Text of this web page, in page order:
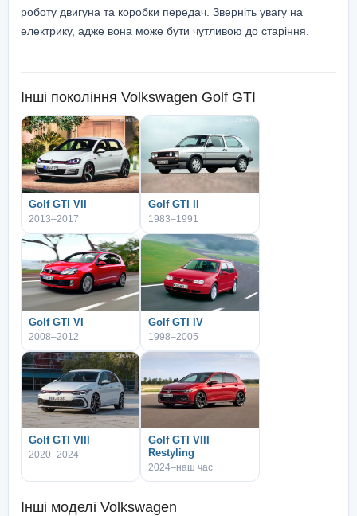
роботу двигуна та коробки передач. Зверніть увагу на
електрику, адже вона може бути чутливою до старіння.
Інші покоління Volkswagen Golf GTI
Golf GTI VII
2013–2017
Golf GTI II
1983–1991
Golf GTI VI
2008–2012
Golf GTI IV
1998–2005
Golf GTI VIII
2020–2024
Golf GTI VIII
Restyling
2024–наш час
Інші моделі Volkswagen